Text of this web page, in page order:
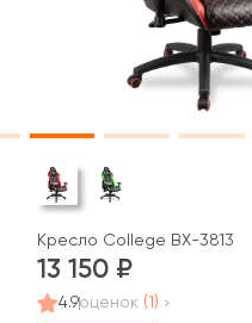
Кресло College BX-3813
13 150
4.9оценок (1)